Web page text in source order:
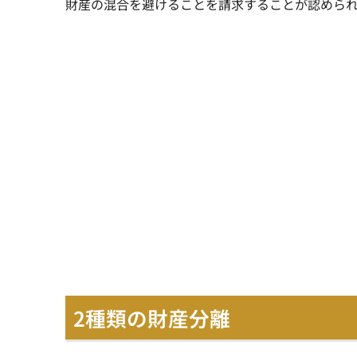
財産の混合を避けることを請求することが認めら
2種類の財産分離